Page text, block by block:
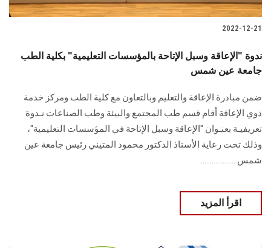
2022-12-21
ندوة "الإعاقة وسبل الإتاحة بالمؤسسات التعليمية" بكلية الطب
جامعة عين شمس
ضمن مبادرة الإعاقة والتعليم وبالتعاون مع كلية الطب ومركز خدمة
ذوي الإعاقة أقام قسم طب المجتمع والبيئة وطب الصناعات نـدوة
تعريفيـة بعنـوان "الإعاقة وسبل الإتاحة في المؤسسات التعليمية"،
وذلك تحت رعاية الأستاذ الدكتور محمود المتيني رئيس جامعة عين
شمس....................
اقرأ المزيد